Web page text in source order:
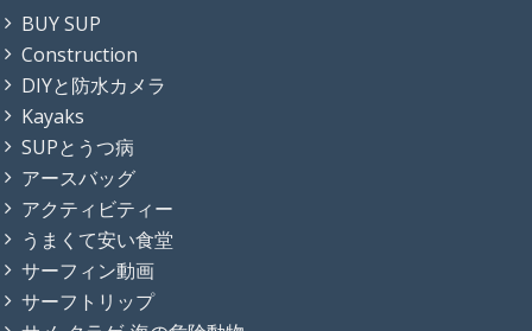
BUY SUP
Construction
DIYと防水カメラ
Kayaks
SUPとうつ病
アースバッグ
アクティビティー
うまくて安い食堂
サーフィン動画
サーフトリップ